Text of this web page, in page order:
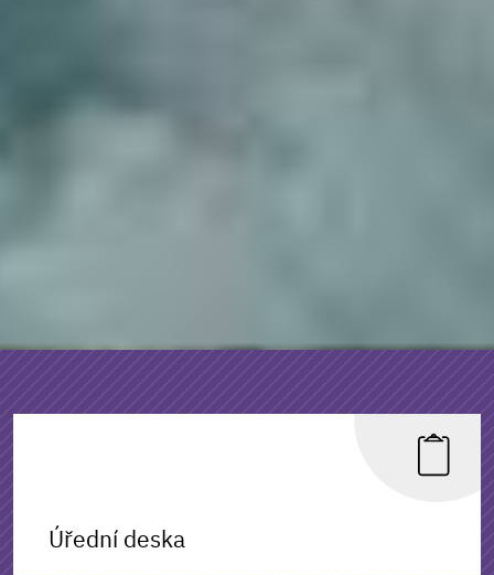
Úřední deska